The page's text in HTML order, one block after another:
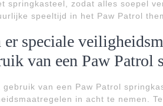
springkasteel, zodat alles soepel
speeltijd in het Paw Patrol
speciale
van een Paw Patrol
gebruik van een Paw Patrol
in acht te nemen.